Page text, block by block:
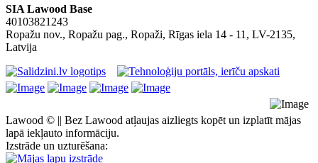
SIA Lawood Base
40103821243
Ropažu nov., Ropažu pag., Ropaži, Rīgas iela 14 - 11, LV-2135,
Latvija
Lawood © || Bez Lawood atļaujas aizliegts kopēt un izplatīt mājas
lapā iekļauto informāciju.
Izstrāde un uzturēšana: